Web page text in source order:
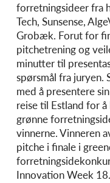
forretningsideer fra
Tech, Sunsense,
Grobæk. Forut for
pitchetrening og
minutter til
spørsmål fra juryen.
med å presentere
reise til Estland for
grønne
vinnerne. Vinneren
pitche i finale i
Innovation Week